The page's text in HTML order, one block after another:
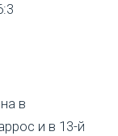
в
и в 13-й